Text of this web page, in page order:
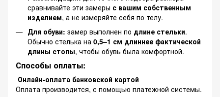
сравнивайте эти замеры с вашим собственным
изделием, а не измеряйте себя по телу.
Для обуви: замер выполнен по длине стельки.
Обычно стелька на 0,5–1 см длиннее фактической
длины стопы, чтобы обувь была комфортной.
Способы оплаты:
Онлайн-оплата банковской картой
Оплата производится, с помощью платежной системы.